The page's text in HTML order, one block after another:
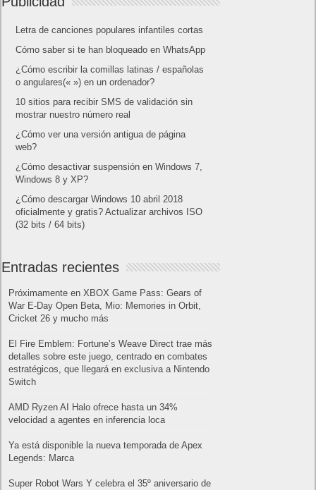
Letra de canciones populares infantiles cortas
Cómo saber si te han bloqueado en WhatsApp
¿Cómo escribir la comillas latinas / españolas
o angulares(« ») en un ordenador?
10 sitios para recibir SMS de validación sin
mostrar nuestro número real
¿Cómo ver una versión antigua de página
web?
¿Cómo desactivar suspensión en Windows 7,
Windows 8 y XP?
¿Cómo descargar Windows 10 abril 2018
oficialmente y gratis? Actualizar archivos ISO
(32 bits / 64 bits)
Entradas recientes
Próximamente en XBOX Game Pass: Gears of
War E-Day Open Beta, Mio: Memories in Orbit,
Cricket 26 y mucho más
El Fire Emblem: Fortune’s Weave Direct trae más
detalles sobre este juego, centrado en combates
estratégicos, que llegará en exclusiva a Nintendo
Switch
AMD Ryzen AI Halo ofrece hasta un 34%
velocidad a agentes en inferencia loca
Ya está disponible la nueva temporada de Apex
Legends: Marca
Super Robot Wars Y celebra el 35º aniversario de